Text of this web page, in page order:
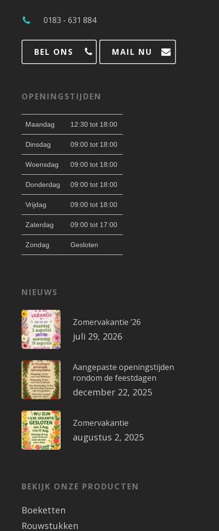
0183 - 631 884
BEL ONS MAIL NU
OPENINGSTIJDEN
Maandag 12:30 tot 18:00
Dinsdag 09:00 tot 18:00
Woensdag 09:00 tot 18:00
Donderdag 09:00 tot 18:00
Vrijdag 09:00 tot 18:00
Zaterdag 09:00 tot 17:00
Zondag Gesloten
NIEUWS
Zomervakantie ’26
juli 29, 2026
Aangepaste openingstijden
rondom de feestdagen
december 22, 2025
Zomervakantie
augustus 2, 2025
BEKIJK ONZE PRODUCTEN
Boeketten
Rouwstukken